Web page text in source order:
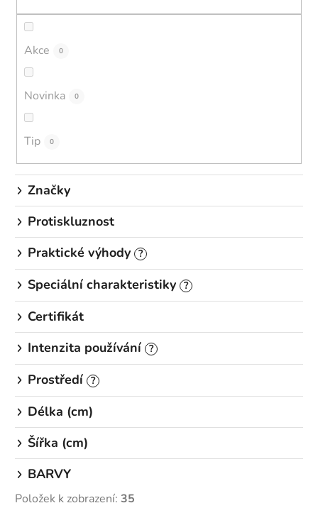
Akce 0
Novinka 0
Tip 0
Značky
Protiskluznost
Praktické výhody ?
Speciální charakteristiky ?
Certifikát
Intenzita používání ?
Prostředí ?
Délka (cm)
Šířka (cm)
BARVY
Položek k zobrazení: 35